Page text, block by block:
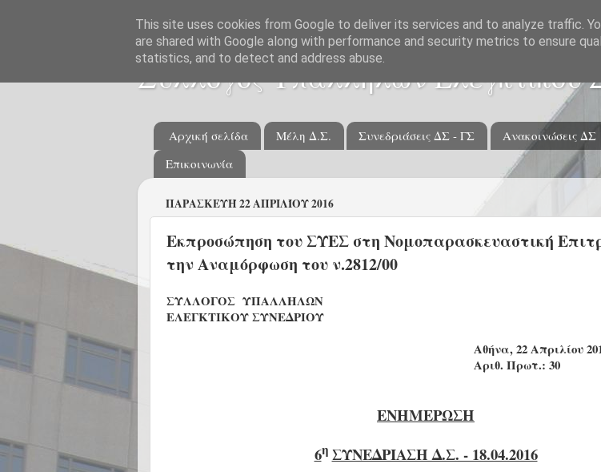
Σύλλογος Υπαλλήλων Ελεγκτικού
Αρχική σελίδα Μέλη Δ.Σ. Συνεδριάσεις ΔΣ - ΓΣ Ανακοινώσεις ΔΣ
Επικοινωνία
ΠΑΡΑΣΚΕΥΉ 22 ΑΠΡΙΛΊΟΥ 2016
Εκπροσώπηση του ΣΥΕΣ στη Νομοπαρασκευαστική
την Αναμόρφωση του ν.2812/00
ΣΥΛΛΟΓΟΣ ΥΠΑΛΛΗΛΩΝ
ΕΛΕΓΚΤΙΚΟΥ ΣΥΝΕΔΡΙΟΥ
Αθήνα, 22 Απριλίου
Αριθ. Πρωτ.: 30
ΕΝΗΜΕΡΩΣΗ
6η ΣΥΝΕΔΡΙΑΣΗ Δ.Σ. - 18.04.2016
This site uses cookies from Google to deliver its services and to analyze traffic.
are shared with Google along with performance and security metrics to ensure
statistics, and to detect and address abuse.